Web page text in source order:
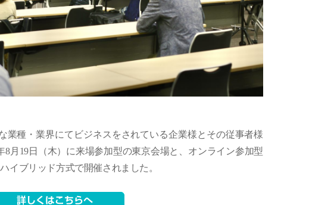
業種・業界にてビジネスをされている企業様とその従事者様
8月19日（木）に来場参加型の東京会場と、オンライン参加型
イブリッド方式で開催されました。